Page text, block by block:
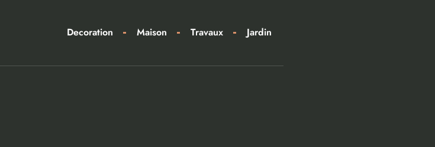
Decoration Maison Travaux Jardin